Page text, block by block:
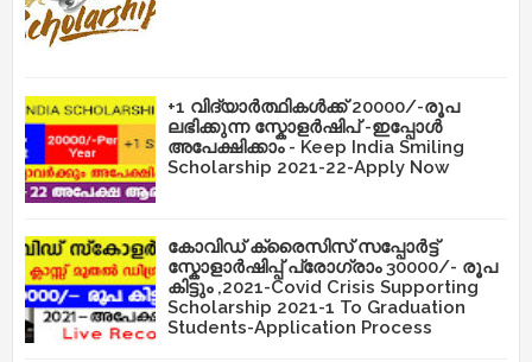
+1 വിദ്യാർത്ഥികൾക്ക് 20000/-രൂപ
ലഭിക്കുന്ന സ്കോളർഷിപ് -ഇപ്പോൾ
അപേക്ഷിക്കാം - Keep India Smiling
Scholarship 2021-22-Apply Now
കോവിഡ് ക്രൈസിസ് സപ്പോർട്ട്
സ്കോളാർഷിപ്പ് പ്രോഗ്രാം 30000/- രൂപ
കിട്ടും ,2021-Covid Crisis Supporting
Scholarship 2021-1 To Graduation
Students-Application Process